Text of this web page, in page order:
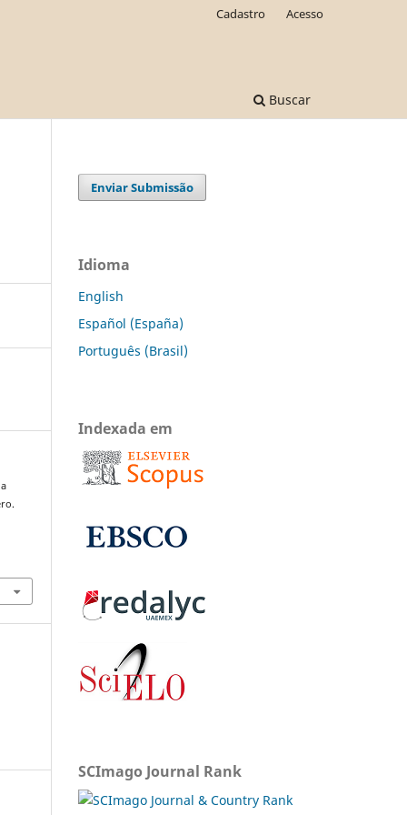
Buscar
Cadastro Acesso
Enviar Submissão
Idioma
English
Español (España)
Português (Brasil)
Indexada em
SCImago Journal Rank